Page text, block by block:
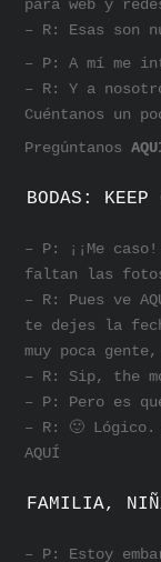
para web y
– R: Esas son
– P: A mí me
– R: Y a
Cuéntanos un
Pregúntanos
BODAS: KEEP
– P: ¡¡Me
faltan las
– R: Pues ve
te dejes la
muy poca
– R: Sip, the
– P: Pero es
– R: 🙂 Lógico.
AQUÍ
FAMILIA,
– P: Estoy